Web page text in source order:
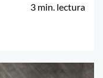
3 min. lectura